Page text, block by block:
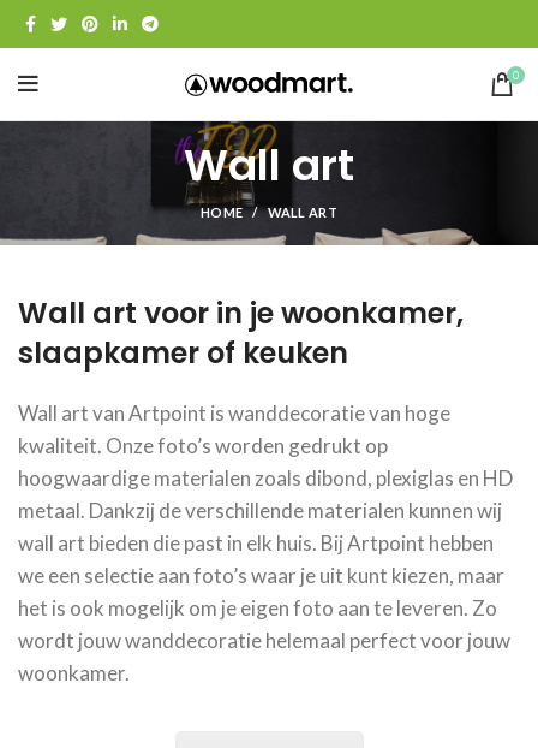
0
Wall art
HOME WALL ART
Wall art voor in je woonkamer,
slaapkamer of keuken
Wall art van Artpoint is wanddecoratie van hoge
kwaliteit. Onze foto’s worden gedrukt op
hoogwaardige materialen zoals dibond, plexiglas en HD
metaal. Dankzij de verschillende materialen kunnen wij
wall art bieden die past in elk huis. Bij Artpoint hebben
we een selectie aan foto’s waar je uit kunt kiezen, maar
het is ook mogelijk om je eigen foto aan te leveren. Zo
wordt jouw wanddecoratie helemaal perfect voor jouw
woonkamer.